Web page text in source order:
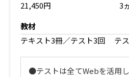
21,450円
3
教材
テキスト3冊／テスト3回 テ
●テストは全てWebを活用